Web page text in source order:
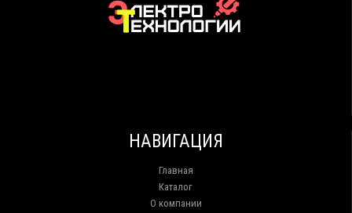
НАВИГАЦИЯ
Главная
Каталог
О компании